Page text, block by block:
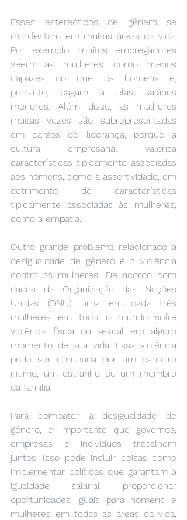
Esses estereótipos de gênero se
manifestam em muitas áreas da vida.
Por exemplo, muitos empregadores
veem as mulheres como menos
capazes do que os homens e,
portanto, pagam a elas salários
menores. Além disso, as mulheres
muitas vezes são subrepresentadas
em cargos de liderança, porque a
cultura empresarial valoriza
características tipicamente associadas
aos homens, como a assertividade, em
detrimento de características
tipicamente associadas às mulheres,
como a empatia.
Outro grande problema relacionado à
desigualdade de gênero é a violência
contra as mulheres. De acordo com
dados da Organização das Nações
Unidas (ONU), uma em cada três
mulheres em todo o mundo sofre
violência física ou sexual em algum
momento de sua vida. Essa violência
pode ser cometida por um parceiro
íntimo, um estranho ou um membro
da família.
Para combater a desigualdade de
gênero, é importante que governos,
empresas e indivíduos trabalhem
juntos. Isso pode incluir coisas como
implementar políticas que garantam a
igualdade salarial, proporcionar
oportunidades iguais para homens e
mulheres em todas as áreas da vida,